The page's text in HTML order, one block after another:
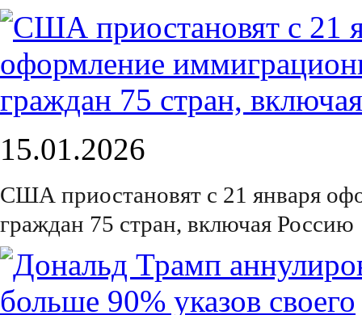
15.01.2026
США приостановят с 21 января
граждан 75 стран, включая Россию